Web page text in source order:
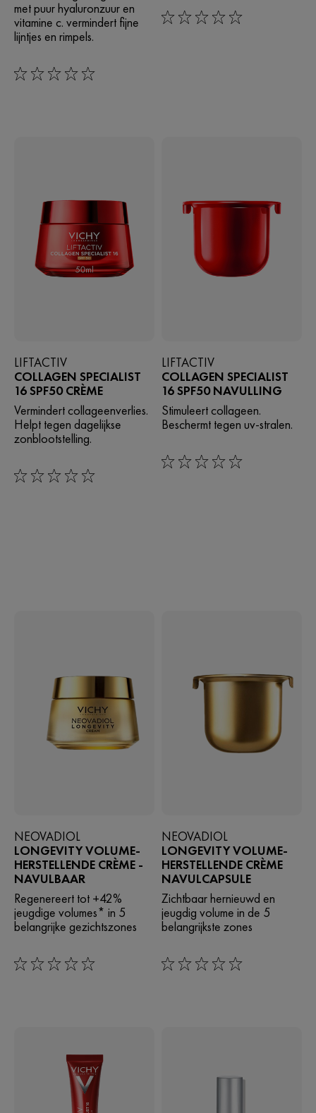
met puur hyaluronzuur en
vitamine c. vermindert fijne
lijntjes en rimpels.
0/5
0/5
LIFTACTIV
COLLAGEN SPECIALIST
16 SPF50 CRÈME
Vermindert collageenverlies.
Helpt tegen dagelijkse
zonblootstelling.
0/5
LIFTACTIV
COLLAGEN SPECIALIST
16 SPF50 NAVULLING
Stimuleert collageen.
Beschermt tegen uv-stralen.
0/5
NEOVADIOL
LONGEVITY VOLUME-
HERSTELLENDE CRÈME -
NAVULBAAR
Regenereert tot +42%
jeugdige volumes* in 5
belangrijke gezichtszones
0/5
NEOVADIOL
LONGEVITY VOLUME-
HERSTELLENDE CRÈME
NAVULCAPSULE
Zichtbaar hernieuwd en
jeugdig volume in de 5
belangrijkste zones
0/5